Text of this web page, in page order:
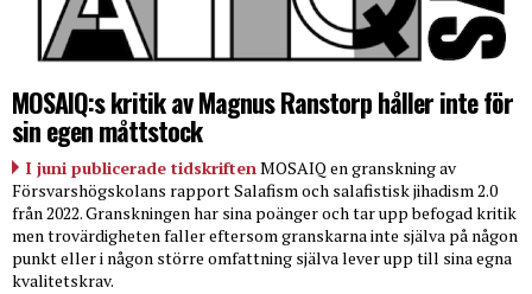
MOSAIQ:s kritik av Magnus Ranstorp håller inte för
sin egen måttstock
I juni publicerade tidskriftenMOSAIQ en granskning av
Försvarshögskolans rapport Salafism och salafistisk jihadism 2.0
från 2022. Granskningen har sina poänger och tar upp befogad kritik
men trovärdigheten faller eftersom granskarna inte själva på någon
punkt eller i någon större omfattning själva lever upp till sina egna
kvalitetskrav.